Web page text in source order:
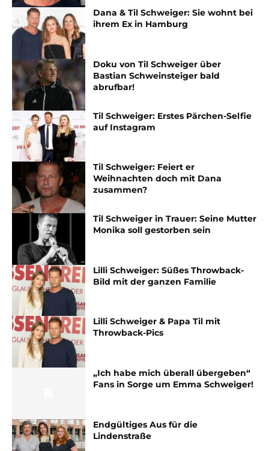
Dana & Til Schweiger: Sie wohnt bei
ihrem Ex in Hamburg
Doku von Til Schweiger über
Bastian Schweinsteiger bald
abrufbar!
Til Schweiger: Erstes Pärchen-Selfie
auf Instagram
Til Schweiger: Feiert er
Weihnachten doch mit Dana
zusammen?
Til Schweiger in Trauer: Seine Mutter
Monika soll gestorben sein
Lilli Schweiger: Süßes Throwback-
Bild mit der ganzen Familie
Lilli Schweiger & Papa Til mit
Throwback-Pics
„Ich habe mich überall übergeben“
Fans in Sorge um Emma Schweiger!
Endgültiges Aus für die
Lindenstraße